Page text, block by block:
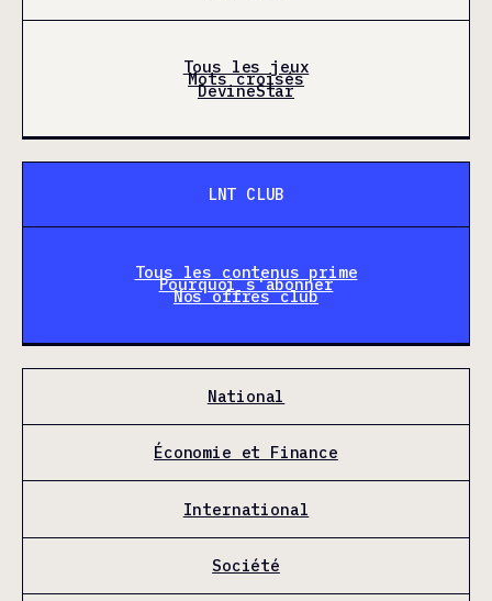
Tous les jeux
Mots croisés
DevineStar
LNT CLUB
Tous les contenus prime
Pourquoi s'abonner
Nos offres club
National
Économie et Finance
International
Société